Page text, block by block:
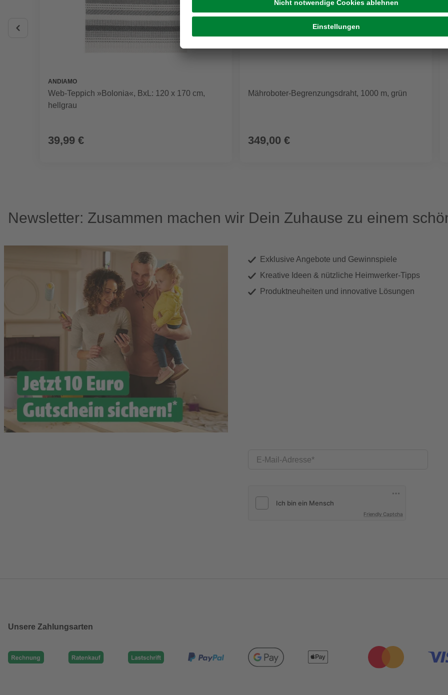
ANDIAMO
Web-Teppich »Bolonia«, BxL: 120 x 170 cm,
hellgrau
39,99 €
Mähroboter-Begrenzungsdraht, 1000 m, grün
349,00 €
Newsletter: Zusammen machen wir Dein Zuhause zu einem
Exklusive Angebote und Gewinnspiele
Kreative Ideen & nützliche Heimwerker-Tipps
Produktneuheiten und innovative Lösungen
E-Mail-Adresse
Friendly Captcha
Unsere Zahlungsarten